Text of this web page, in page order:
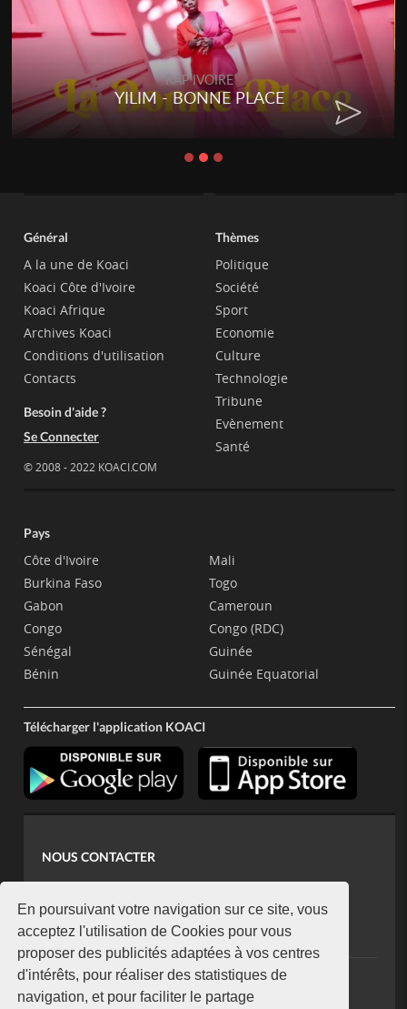
En poursuivant votre navigation sur ce site, vous
acceptez l'utilisation de Cookies pour vous
proposer des publicités adaptées à vos centres
d'intérêts, pour réaliser des statistiques de
navigation, et pour faciliter le partage
RAP IVOIRE
YILIM - BONNE PLACE
Général
A la une de Koaci
Koaci Côte d'Ivoire
Koaci Afrique
Archives Koaci
Conditions d'utilisation
Contacts
Besoin d'aide ?
Se Connecter
© 2008 - 2022 KOACI.COM
Thèmes
Politique
Société
Sport
Economie
Culture
Technologie
Tribune
Evènement
Santé
Pays
Côte d'Ivoire
Burkina Faso
Gabon
Congo
Sénégal
Bénin
Mali
Togo
Cameroun
Congo (RDC)
Guinée
Guinée Equatorial
Télécharger l'application KOACI
NOUS CONTACTER
koaci@yahoo.fr
+225 07 08 85 52 93
NEWSLETTER